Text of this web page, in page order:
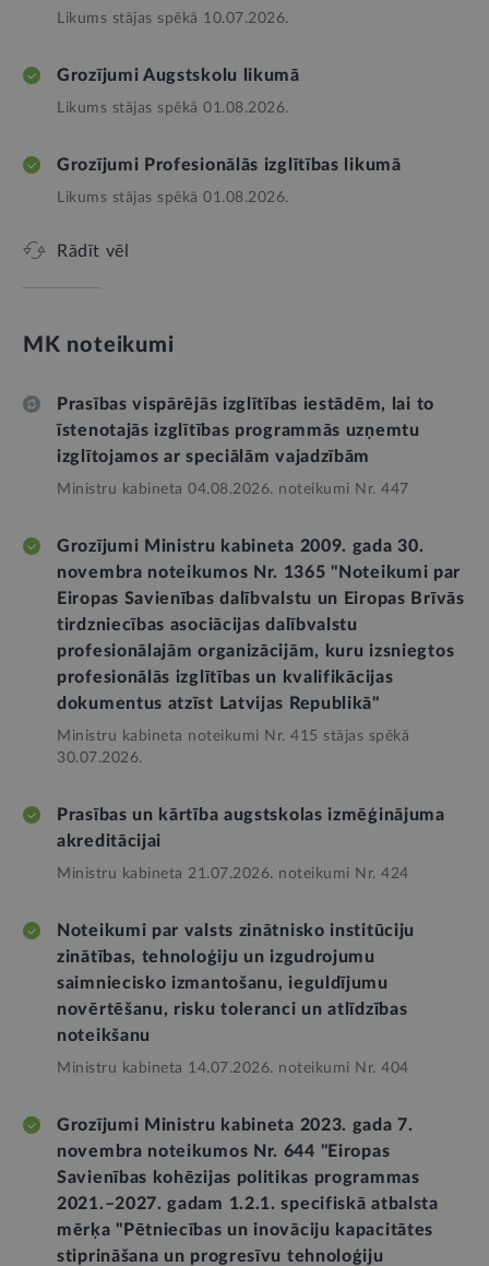
Likums stājas spēkā 10.07.2026.
Grozījumi Augstskolu likumā
Likums stājas spēkā 01.08.2026.
Grozījumi Profesionālās izglītības likumā
Likums stājas spēkā 01.08.2026.
Rādīt vēl
MK noteikumi
Prasības vispārējās izglītības iestādēm, lai to
īstenotajās izglītības programmās uzņemtu
izglītojamos ar speciālām vajadzībām
Ministru kabineta 04.08.2026. noteikumi Nr. 447
Grozījumi Ministru kabineta 2009. gada 30.
novembra noteikumos Nr. 1365 "Noteikumi par
Eiropas Savienības dalībvalstu un Eiropas Brīvās
tirdzniecības asociācijas dalībvalstu
profesionālajām organizācijām, kuru izsniegtos
profesionālās izglītības un kvalifikācijas
dokumentus atzīst Latvijas Republikā"
Ministru kabineta noteikumi Nr. 415 stājas spēkā
30.07.2026.
Prasības un kārtība augstskolas izmēģinājuma
akreditācijai
Ministru kabineta 21.07.2026. noteikumi Nr. 424
Noteikumi par valsts zinātnisko institūciju
zinātības, tehnoloģiju un izgudrojumu
saimniecisko izmantošanu, ieguldījumu
novērtēšanu, risku toleranci un atlīdzības
noteikšanu
Ministru kabineta 14.07.2026. noteikumi Nr. 404
Grozījumi Ministru kabineta 2023. gada 7.
novembra noteikumos Nr. 644 "Eiropas
Savienības kohēzijas politikas programmas
2021.–2027. gadam 1.2.1. specifiskā atbalsta
mērķa "Pētniecības un inovāciju kapacitātes
stiprināšana un progresīvu tehnoloģiju